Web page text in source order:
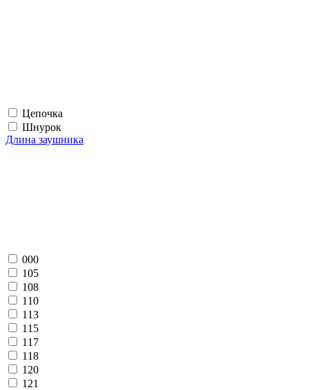
Цепочка
Шнурок
Длина заушника
000
105
108
110
113
115
117
118
120
121